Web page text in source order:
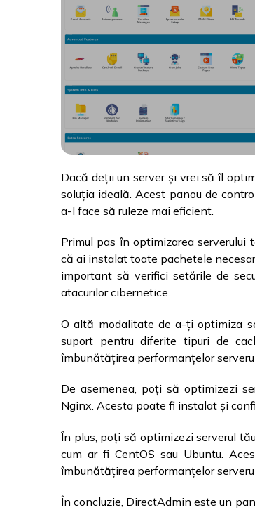
Dacă deții un server și vrei să îl
soluția ideală. Acest panou de
a-l face să ruleze mai eficient.
Primul pas în optimizarea
că ai instalat toate pachetele
important să verifici setările de
atacurilor cibernetice.
O altă modalitate de a-ți optimiza
suport pentru diferite tipuri de
îmbunătățirea performanțelor
De asemenea, poți să optimizezi
Nginx. Acesta poate fi instalat și
În plus, poți să optimizezi serverul
cum ar fi CentOS sau Ubuntu.
îmbunătățirea performanțelor
În concluzie, DirectAdmin este un